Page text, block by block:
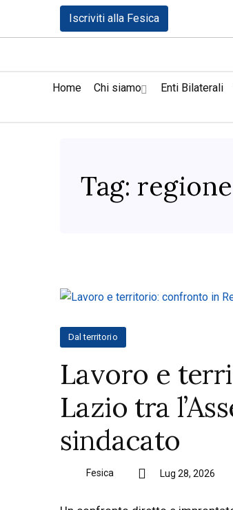
Iscriviti alla Fesica
Home Chi siamo Enti Bilaterali
Tag:
Dal territorio
Lavoro e
Lazio tra
sindacato
Fesica Lug 28, 2026